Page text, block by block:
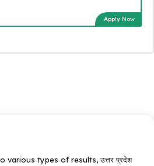
Apply Now
various types of results, उत्तर प्रदेश